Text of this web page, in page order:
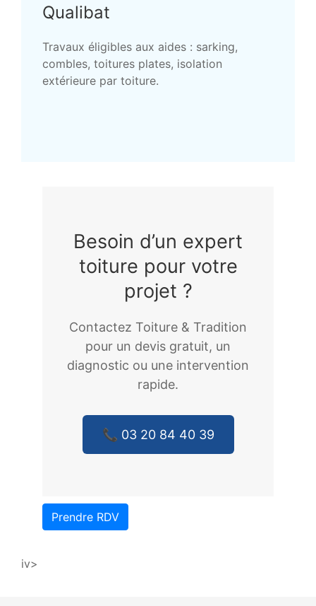
Qualibat
Travaux éligibles aux aides : sarking,
combles, toitures plates, isolation
extérieure par toiture.
Besoin d’un expert
toiture pour votre
projet ?
Contactez Toiture & Tradition
pour un devis gratuit, un
diagnostic ou une intervention
rapide.
📞 03 20 84 40 39
Prendre RDV
iv>